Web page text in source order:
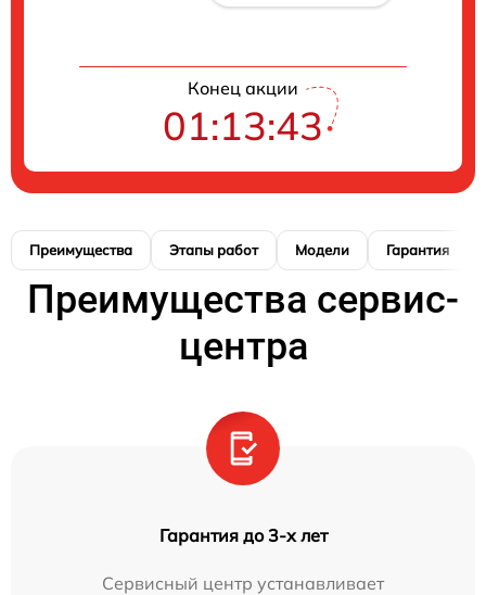
Конец акции
01:13:42
Преимущества Этапы работ Модели Гарантия
Преимущества сервис-
центра
Гарантия до 3-х лет
Сервисный центр устанавливает